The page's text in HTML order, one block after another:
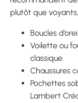
plutôt que
Boucles
Voilette ou
classique
Chaussures
Pochettes
Lambert